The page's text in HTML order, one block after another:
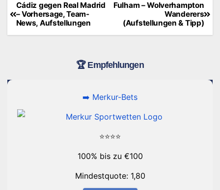
Beitragsnavigation
Fulham – Wolverhampton
Wanderers
(Aufstellungen & Tipp)
Cádiz gegen Real Madrid
– Vorhersage, Team-
News, Aufstellungen
🏆 Empfehlungen
➡️ Merkur-Bets
⭐⭐⭐⭐
100% bis zu €100
Mindestquote: 1,80